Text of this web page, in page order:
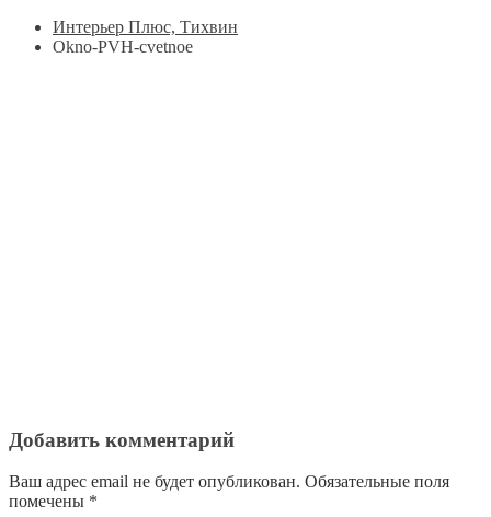
Интерьер Плюс, Тихвин
Okno-PVH-cvetnoe
Добавить комментарий
Ваш адрес email не будет опубликован. Обязательные поля
помечены *